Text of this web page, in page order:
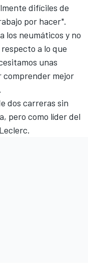
difíciles de
por hacer".
los neumáticos y no
a lo que
unas
mejor
dos carreras sin
pero como líder del